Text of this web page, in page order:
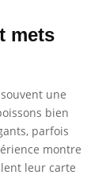
mets
une
bien
parfois
montre
leur carte